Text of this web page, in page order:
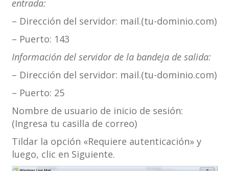
entrada:
– Dirección del servidor: mail.(tu-dominio.com)
– Puerto: 143
Información del servidor de la bandeja de salida:
– Dirección del servidor: mail.(tu-dominio.com)
– Puerto: 25
Nombre de usuario de inicio de sesión:
(Ingresa tu casilla de correo)
Tildar la opción «Requiere autenticación» y
luego, clic en Siguiente.